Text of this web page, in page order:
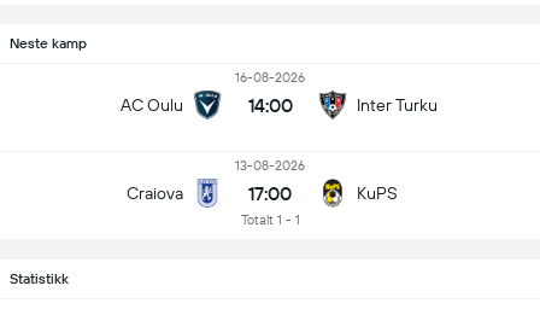
Neste kamp
AC Oulu
16-08-2026
14:00 Inter Turku
Craiova
13-08-2026
17:00
Totalt 1 - 1
KuPS
Statistikk